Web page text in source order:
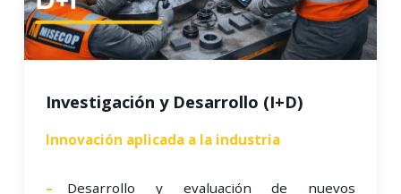
Investigación y Desarrollo (I+D)
Innovación aplicada a la industria
Desarrollo y evaluación de nuevos